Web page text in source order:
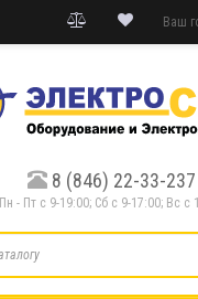
Ваш
8 (846) 22-33-237
Пн - Пт с 9-19:00; Cб с 9-17:00; Вс с